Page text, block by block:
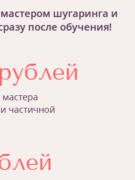
шугаринга и
после обучения!
частичной